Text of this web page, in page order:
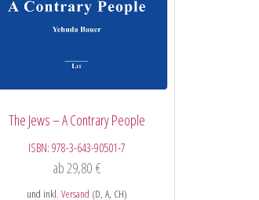
The Jews – A Contrary People
ISBN: 978-3-643-90501-7
ab 29,80 €
und inkl. Versand (D, A, CH)